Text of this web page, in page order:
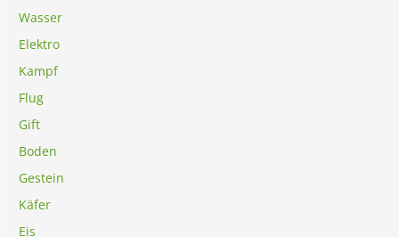
Wasser
Elektro
Kampf
Flug
Gift
Boden
Gestein
Käfer
Eis